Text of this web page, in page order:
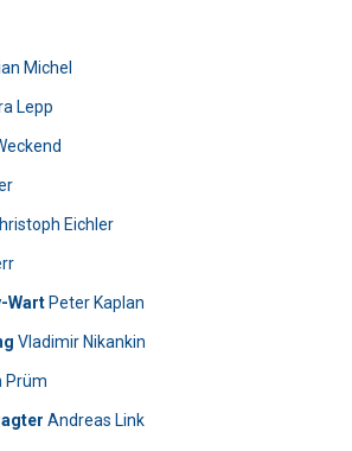
Michel
Lepp
leer.
Eichler
WartPeter Kaplan
Vladimir Nikankin
Prüm
Andreas Link